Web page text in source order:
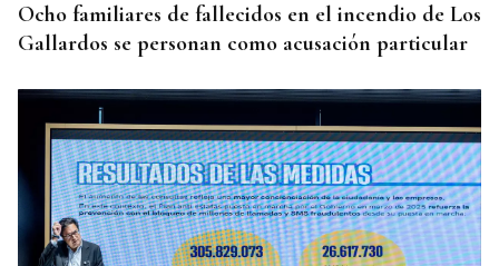
Ocho familiares de fallecidos en el incendio de Los
Gallardos se personan como acusación particular